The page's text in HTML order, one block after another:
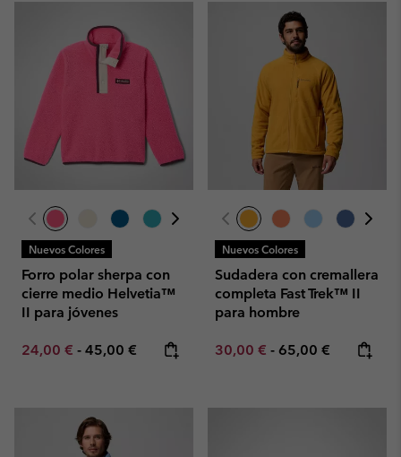
Nuevos Colores
Forro polar sherpa con
cierre medio Helvetia™
II para jóvenes
Minimum sale price:
24,00 € - Maximum price:
45,00 €
Nuevos Colores
Sudadera con cremallera
completa Fast Trek™ II
para hombre
Minimum sale price:
30,00 € - Maximum price:
65,00 €